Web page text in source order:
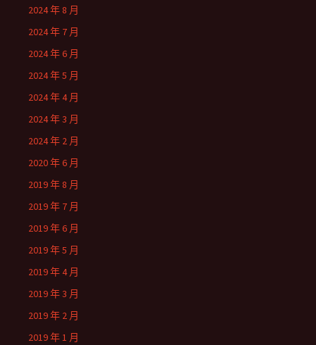
2024 年 8 月
2024 年 7 月
2024 年 6 月
2024 年 5 月
2024 年 4 月
2024 年 3 月
2024 年 2 月
2020 年 6 月
2019 年 8 月
2019 年 7 月
2019 年 6 月
2019 年 5 月
2019 年 4 月
2019 年 3 月
2019 年 2 月
2019 年 1 月